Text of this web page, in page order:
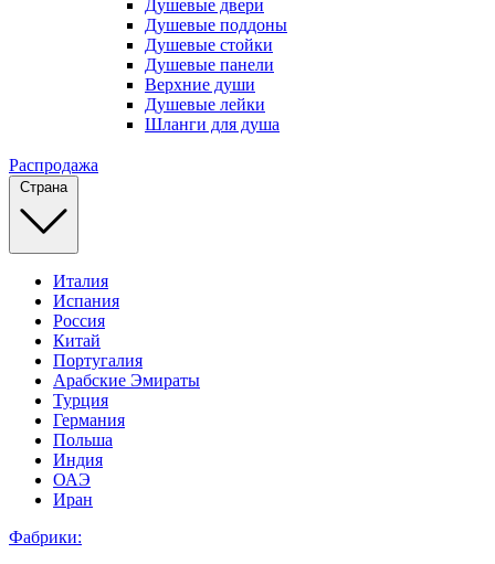
Душевые двери
Душевые поддоны
Душевые стойки
Душевые панели
Верхние души
Душевые лейки
Шланги для душа
Распродажа
Страна
Италия
Испания
Россия
Китай
Португалия
Арабские Эмираты
Турция
Германия
Польша
Индия
ОАЭ
Иран
Фабрики: